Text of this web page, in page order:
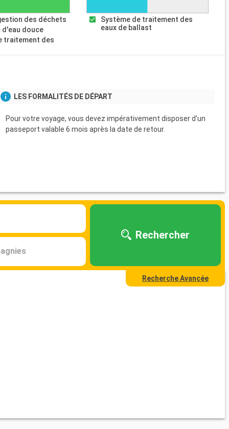
des déchets
douce
traitement des
Système de traitement des
eaux de ballast
LES FORMALITÉS DE DÉPART
Pour votre voyage, vous devez impérativement disposer d'un
passeport valable 6 mois après la date de retour.
Rechercher
Recherche Avancée